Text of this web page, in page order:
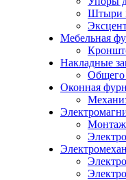
Штыри
Мебельная
Накладные
Общего
Оконная